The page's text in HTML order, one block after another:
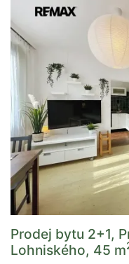
Prodej bytu 2+1,
Lohniského, 45 m